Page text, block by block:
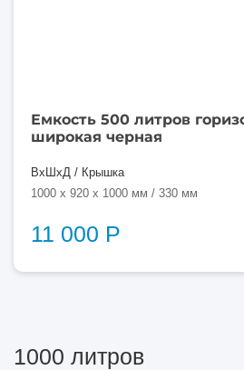
Емкость 500 литров
широкая черная
ВхШхД / Крышка
1000 x 920 x 1000 мм / 330 мм
11 000 Р
1000 литров